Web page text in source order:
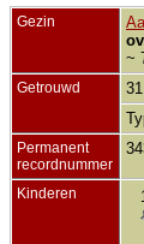
Gezin
~
Getrouwd
Permanent
recordnummer
Kinderen